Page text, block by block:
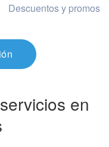
Descuentos y promos
en